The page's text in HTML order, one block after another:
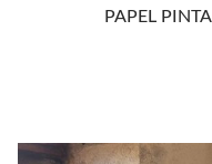
PAPEL